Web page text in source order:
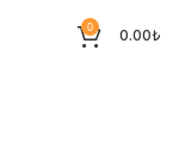
0 0.00₺